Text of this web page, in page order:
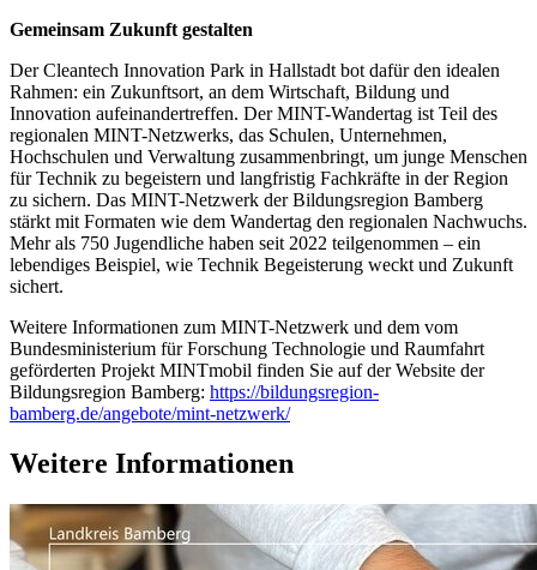
Gemeinsam Zukunft gestalten
Der Cleantech Innovation Park in Hallstadt bot dafür den idealen
Rahmen: ein Zukunftsort, an dem Wirtschaft, Bildung und
Innovation aufeinandertreffen. Der MINT-Wandertag ist Teil des
regionalen MINT-Netzwerks, das Schulen, Unternehmen,
Hochschulen und Verwaltung zusammenbringt, um junge Menschen
für Technik zu begeistern und langfristig Fachkräfte in der Region
zu sichern. Das MINT-Netzwerk der Bildungsregion Bamberg
stärkt mit Formaten wie dem Wandertag den regionalen Nachwuchs.
Mehr als 750 Jugendliche haben seit 2022 teilgenommen – ein
lebendiges Beispiel, wie Technik Begeisterung weckt und Zukunft
sichert.
Weitere Informationen zum MINT-Netzwerk und dem vom
Bundesministerium für Forschung Technologie und Raumfahrt
geförderten Projekt MINTmobil finden Sie auf der Website der
Bildungsregion Bamberg: https://bildungsregion-
bamberg.de/angebote/mint-netzwerk/
Weitere Informationen